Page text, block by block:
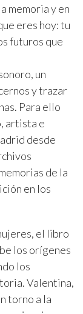
memoria y en
eres hoy: tu
futuros que
un
y trazar
Para ello
artista e
desde
de la
en los
el libro
los orígenes
los
Valentina,
torno a la